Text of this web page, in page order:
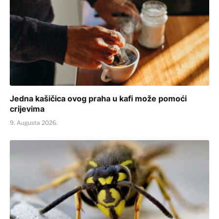
Jedna kašičica ovog praha u kafi može pomoći
crijevima
9. Augusta 2026.